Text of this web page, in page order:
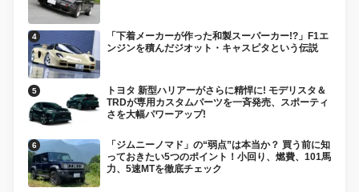
「下着メーカーが作った和製スーパーカー!?」F1エ
ンジンを積んだジオット・キャスピタという伝説
トヨタ 新型ハリアーがさらに精悍に! モデリスタ＆
TRDが専用カスタムパーツを一斉発売、スポーティ
さを大幅パワーアップ!
「ジムニーノマド」の“弱点”は本当か？ 買う前に知
っておきたい5つのポイント！小回り、燃費、101馬
力、5速MTを徹底チェック